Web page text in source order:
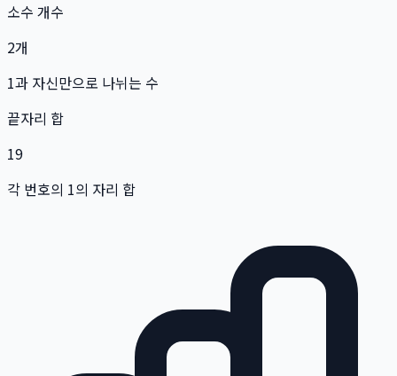
소수 개수
2개
1과 자신만으로 나뉘는 수
끝자리 합
19
각 번호의 1의 자리 합